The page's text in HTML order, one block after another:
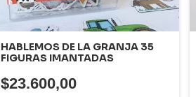
HABLEMOS DE LA GRANJA 35
FIGURAS IMANTADAS
$23.600,00